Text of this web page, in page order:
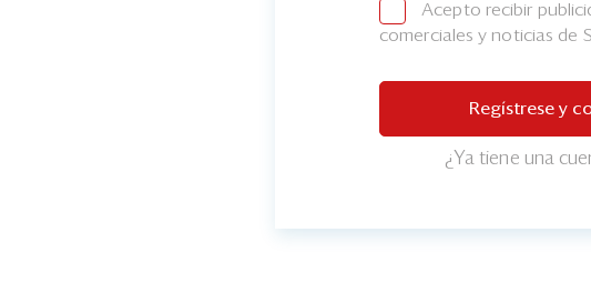
Acepto recibir
comerciales y noticias de
Regístrese y
¿Ya tiene una